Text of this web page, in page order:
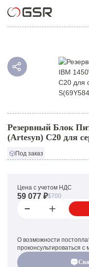
Резервный Блок
(Artesyn) C20 для
Под заказ
Цена с учетом НДС
59 077 ₽$700
О возможности
проконсультироваться